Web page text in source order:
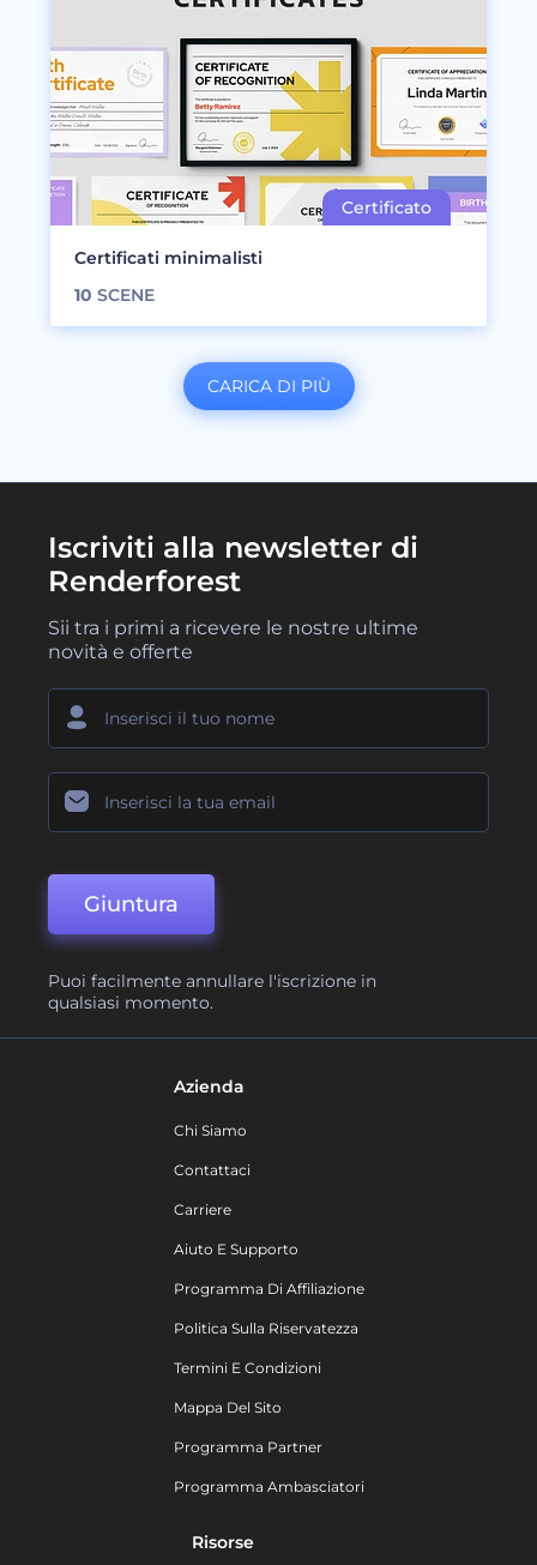
Certificati minimalisti
10 SCENE
CARICA DI PIÙ
Iscriviti alla newsletter di
Renderforest
Sii tra i primi a ricevere le nostre ultime
novità e offerte
Giuntura
Puoi facilmente annullare l'iscrizione in
qualsiasi momento.
Azienda
Chi Siamo
Contattaci
Carriere
Aiuto E Supporto
Programma Di Affiliazione
Politica Sulla Riservatezza
Termini E Condizioni
Mappa Del Sito
Programma Partner
Programma Ambasciatori
Risorse